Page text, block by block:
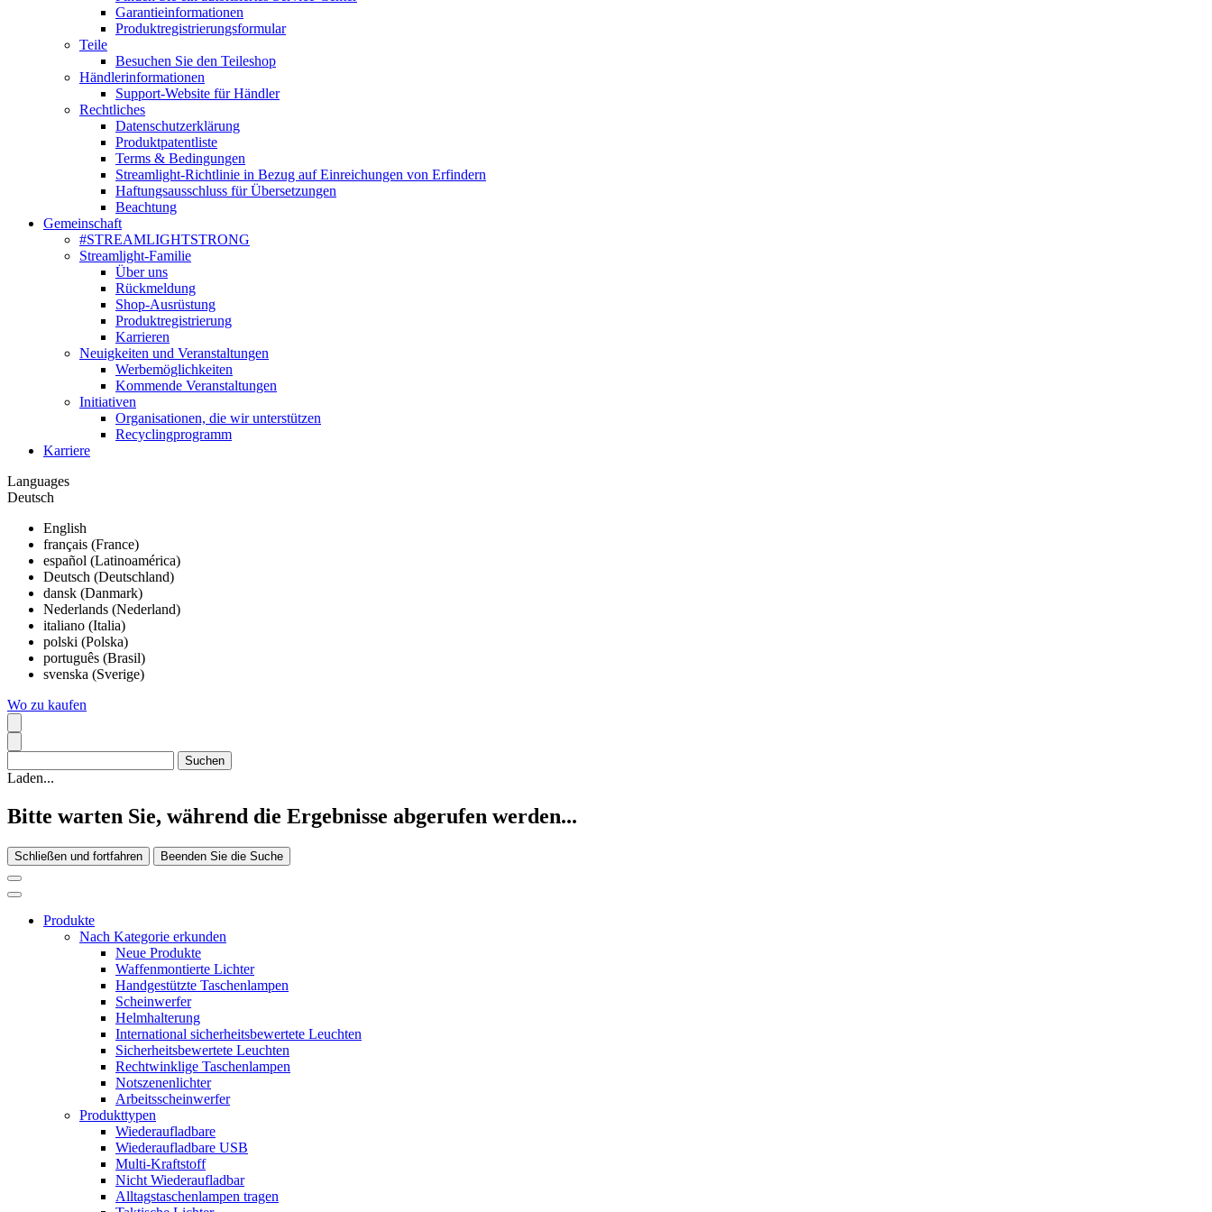
Garantieinformationen
Produktregistrierungsformular
Teile
Besuchen Sie den Teileshop
Händlerinformationen
Support-Website für Händler
Rechtliches
Datenschutzerklärung
Produktpatentliste
Terms & Bedingungen
Streamlight-Richtlinie in Bezug auf Einreichungen von Erfindern
Haftungsausschluss für Übersetzungen
Beachtung
Gemeinschaft
#STREAMLIGHTSTRONG
Streamlight-Familie
Über uns
Rückmeldung
Shop-Ausrüstung
Produktregistrierung
Karrieren
Neuigkeiten und Veranstaltungen
Werbemöglichkeiten
Kommende Veranstaltungen
Initiativen
Organisationen, die wir unterstützen
Recyclingprogramm
Karriere
Languages
Deutsch
English
français (France)
español (Latinoamérica)
Deutsch (Deutschland)
dansk (Danmark)
Nederlands (Nederland)
italiano (Italia)
polski (Polska)
português (Brasil)
svenska (Sverige)
Wo zu kaufen
Laden...
Bitte warten Sie, während die Ergebnisse abgerufen werden...
Schließen und fortfahren Beenden Sie die Suche
Produkte
Nach Kategorie erkunden
Neue Produkte
Waffenmontierte Lichter
Handgestützte Taschenlampen
Scheinwerfer
Helmhalterung
International sicherheitsbewertete Leuchten
Sicherheitsbewertete Leuchten
Rechtwinklige Taschenlampen
Notszenenlichter
Arbeitsscheinwerfer
Produkttypen
Wiederaufladbare
Wiederaufladbare USB
Multi-Kraftstoff
Nicht Wiederaufladbar
Alltagstaschenlampen tragen